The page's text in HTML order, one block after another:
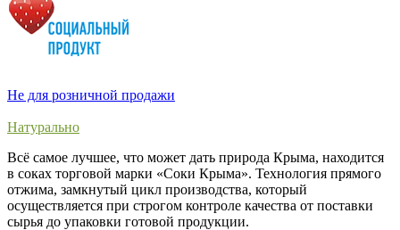
Не для розничной продажи
Натурально
Всё самое лучшее, что может дать природа Крыма, находится
в соках торговой марки «Соки Крыма». Технология прямого
отжима, замкнутый цикл производства, который
осуществляется при строгом контроле качества от поставки
сырья до упаковки готовой продукции.